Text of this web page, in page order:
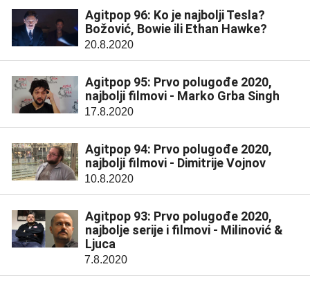
Agitpop 96: Ko je najbolji Tesla?
Božović, Bowie ili Ethan Hawke?
20.8.2020
Agitpop 95: Prvo polugođe 2020,
najbolji filmovi - Marko Grba Singh
17.8.2020
Agitpop 94: Prvo polugođe 2020,
najbolji filmovi - Dimitrije Vojnov
10.8.2020
Agitpop 93: Prvo polugođe 2020,
najbolje serije i filmovi - Milinović &
Ljuca
7.8.2020